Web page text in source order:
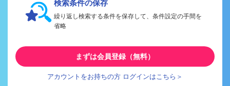
検索条件の保存
繰り返し検索する条件を保存して、条件設定の手間を
省略
まずは会員登録（無料）
アカウントをお持ちの方 ログインはこちら＞